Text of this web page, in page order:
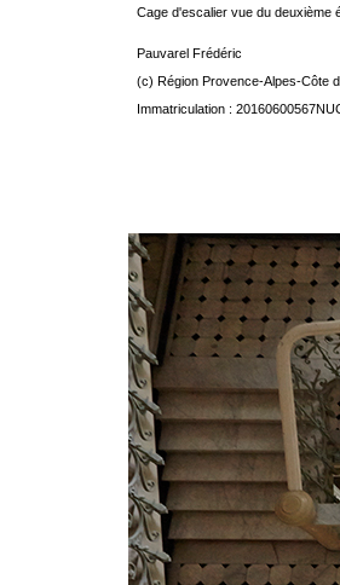
Cage d'escalier vue du deuxième
Pauvarel Frédéric
(c) Région Provence-Alpes-Côte
Immatriculation :